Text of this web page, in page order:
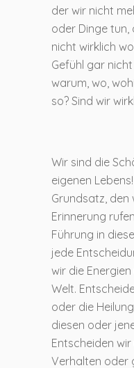
der wir nicht
oder Dinge tun,
nicht wirklich
Gefühl gar nicht
warum, wo,
so? Sind wir
Wir sind die
eigenen Lebens!
Grundsatz, den
Erinnerung
Führung in
jede
wir die
Welt.
oder die
diesen oder
Entscheiden
Verhalten oder